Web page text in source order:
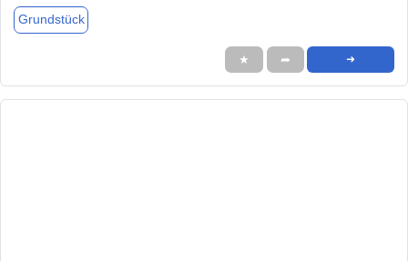
Grundstück
★ ➦ ➜